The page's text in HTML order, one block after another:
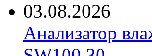
03.08.2026
Анализатор